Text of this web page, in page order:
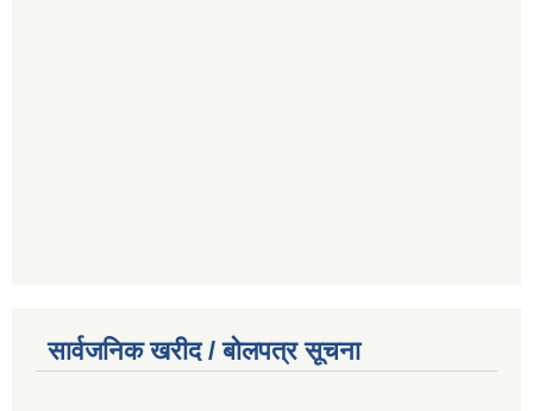
सार्वजनिक खरीद / बोलपत्र सूचना